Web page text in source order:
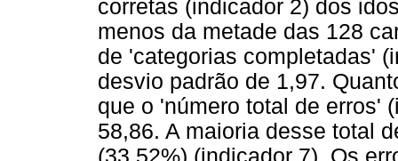
corretas (indicador 2) dos
menos da metade das 128
de 'categorias completadas'
desvio padrão de 1,97.
que o 'número total de erros'
58,86. A maioria desse total
(33,52%) (indicador 7). Os